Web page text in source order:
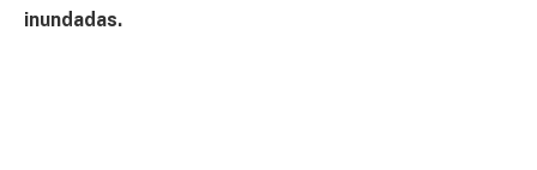
inundadas.